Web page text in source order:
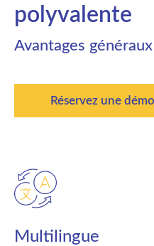
polyvalente
Avantages généraux
Réservez une démo
Multilingue